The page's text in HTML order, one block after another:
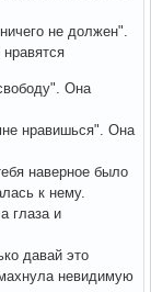
не должен".
Она
нравишься". Она
наверное было
к нему.
глаза и
давай это
невидимую